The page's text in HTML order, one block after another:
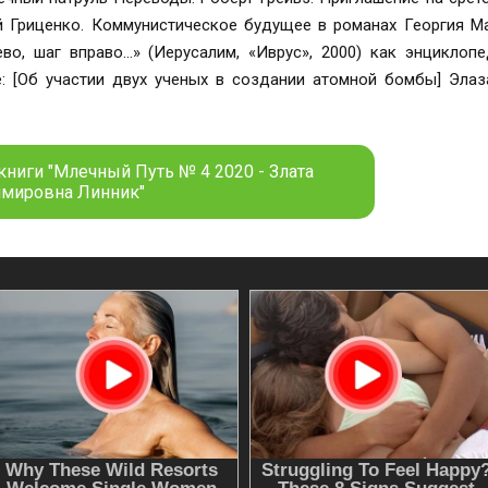
вправо…» (Иерусалим, «Иврус», 2000) как энциклопедия
ученых в создании атомной бомбы] Элазабета Левин. Первоосновы и причины
между «палитрами» авторов и их доминантными
"Млечный Путь № 4 2020 - Злата
Линник"